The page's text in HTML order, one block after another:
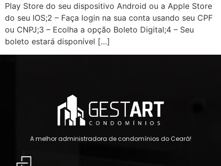
Play Store do seu dispositivo Android ou a Apple Store
do seu IOS;2 – Faça login na sua conta usando seu CPF
ou CNPJ;3 – Ecolha a opção Boleto Digital;4 – Seu
boleto estará disponível […]
A melhor administradora de condomínios do Ceará!